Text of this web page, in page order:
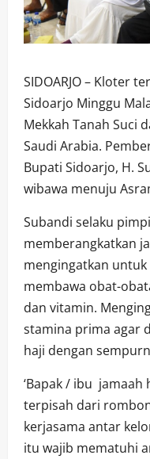
SIDOARJO – Kloter
Sidoarjo Minggu
Mekkah Tanah Suci
Saudi Arabia.
Bupati Sidoarjo, H.
wibawa menuju
Subandi selaku
memberangkatkan
mengingatkan untuk
membawa obat-
dan vitamin.
stamina prima agar
haji dengan
‘Bapak / ibu jamaah
terpisah dari
kerjasama antar
itu wajib mematuhi